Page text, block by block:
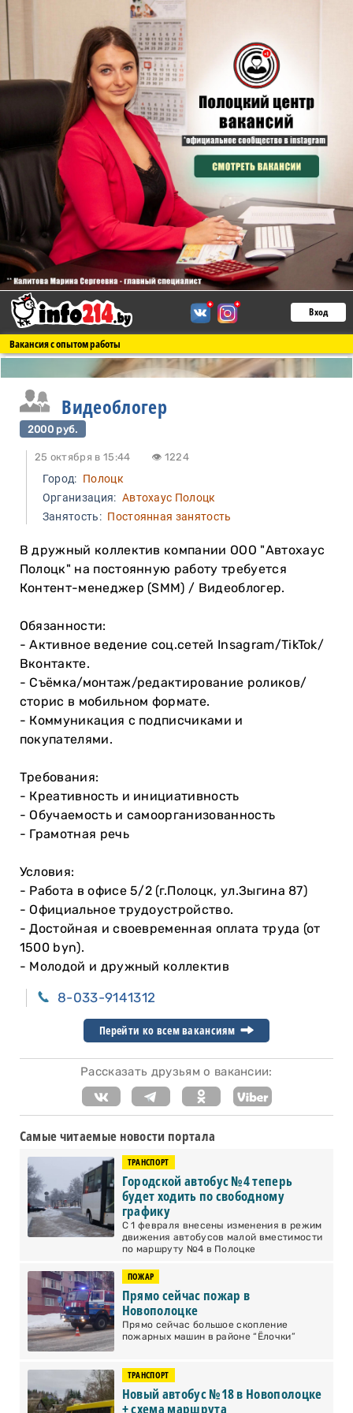
Вход
Вакансия с опытом работы
Видеоблогер
2000 руб.
25 октября в 15:44 👁 1224
Город: Полоцк
Организация: Автохаус Полоцк
Занятость:Постоянная занятость
В дружный коллектив компании ООО "Автохаус
Полоцк" на постоянную работу требуется
Контент-менеджер (SMM) / Видеоблогер.
Обязанности:
- Активное ведение соц.сетей Insagram/TikTok/
Вконтакте.
- Съёмка/монтаж/редактирование роликов/
сторис в мобильном формате.
- Коммуникация с подписчиками и
покупателями.
Требования:
- Креативность и инициативность
- Обучаемость и самоорганизованность
- Грамотная речь
Условия:
- Работа в офисе 5/2 (г.Полоцк, ул.Зыгина 87)
- Официальное трудоустройство.
- Достойная и своевременная оплата труда (от
1500 byn).
- Молодой и дружный коллектив
8-033-9141312
Перейти ко всем вакансиям
Рассказать друзьям о вакансии:
Самые читаемые новости портала
ТРАНСПОРТ
Городской автобус №4 теперь
будет ходить по свободному
графику
С 1 февраля внесены изменения в режим
движения автобусов малой вместимости
по маршруту №4 в Полоцке
ПОЖАР
Прямо сейчас пожар в
Новополоцке
Прямо сейчас большое скопление
пожарных машин в районе “Ёлочки”
ТРАНСПОРТ
Новый автобус №18 в Новополоцке
+ схема маршрута